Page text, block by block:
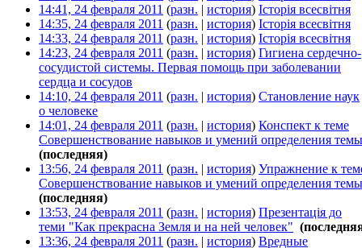
14:41, 24 февраля 2011 (разн. | история) Історія всесвітня
14:35, 24 февраля 2011 (разн. | история) Історія всесвітня
14:33, 24 февраля 2011 (разн. | история) Історія всесвітня
14:23, 24 февраля 2011 (разн. | история) Гигиена сердечно-
сосудистой системы. Первая помощь при заболевании
сердца и сосудов
14:10, 24 февраля 2011 (разн. | история) Становление наук
о человеке
14:01, 24 февраля 2011 (разн. | история) Конспект к теме
Совершенствование навыков и умений определения темы
(последняя)
13:56, 24 февраля 2011 (разн. | история) Упражнение к
Совершенствование навыков и умений определения темы
(последняя)
13:53, 24 февраля 2011 (разн. | история) Презентація до
теми "Как прекрасна Земля и на ней человек"
13:36, 24 февраля 2011 (разн. | история) Вредные